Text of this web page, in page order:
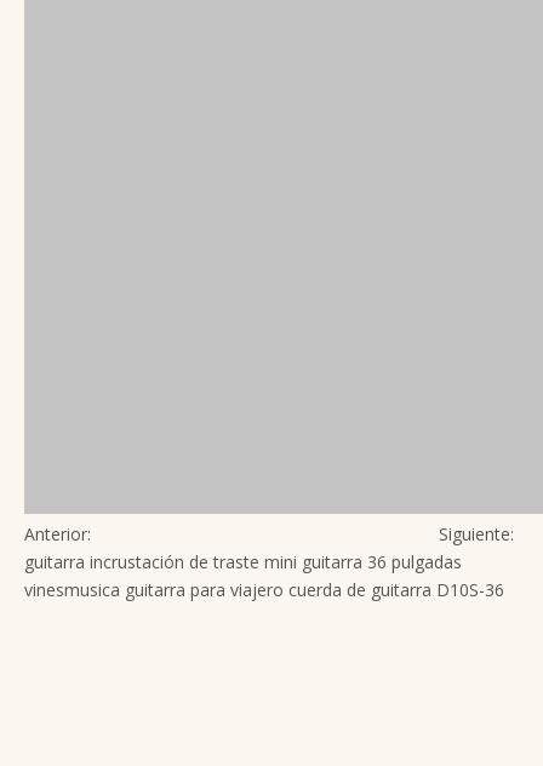
Anterior:
Siguiente:
guitarra incrustación de traste mini guitarra 36 pulgadas
vinesmusica guitarra para viajero cuerda de guitarra D10S-36